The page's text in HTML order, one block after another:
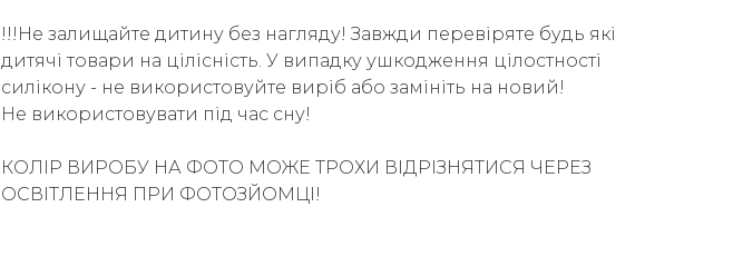
!!!Не залищайте дитину без нагляду! Завжди перевіряте будь які
дитячі товари на цілісність. У випадку ушкодження цілостності
силікону - не використовуйте виріб або замініть на новий!
Не використовувати під час сну!
КОЛІР ВИРОБУ НА ФОТО МОЖЕ ТРОХИ ВІДРІЗНЯТИСЯ ЧЕРЕЗ
ОСВІТЛЕННЯ ПРИ ФОТОЗЙОМЦІ!